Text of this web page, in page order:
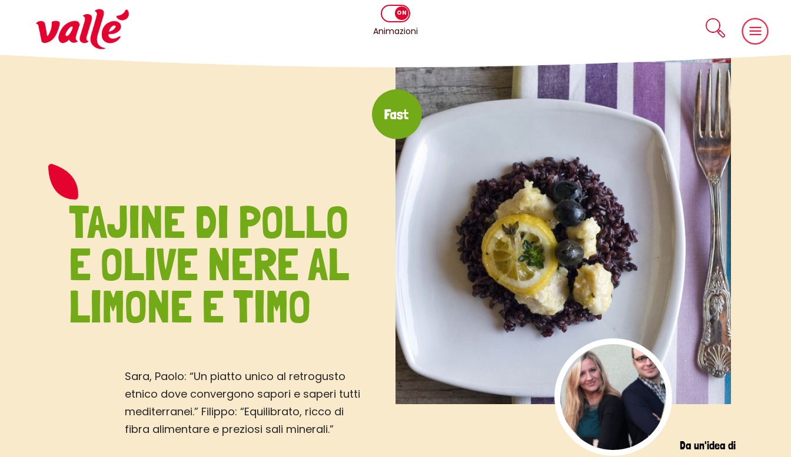
Animazioni
TAJINE DI POLLO
E OLIVE NERE AL
LIMONE E TIMO
Sara, Paolo: “Un piatto unico al retrogusto
etnico dove convergono sapori e saperi tutti
mediterranei.” Filippo: “Equilibrato, ricco di
fibra alimentare e preziosi sali minerali.”
Da un'idea di